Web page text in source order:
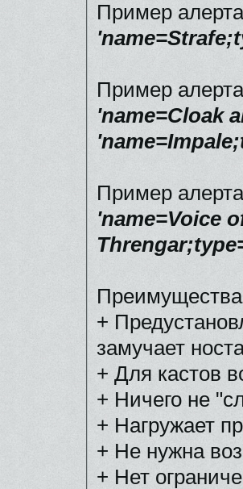
Пример
Пример
'name=Cloak
Пример
'name=Voice
+
замучает
+ Для кастов
+ Ничего не
+ Нагружает
+ Не нужна
+ Нет